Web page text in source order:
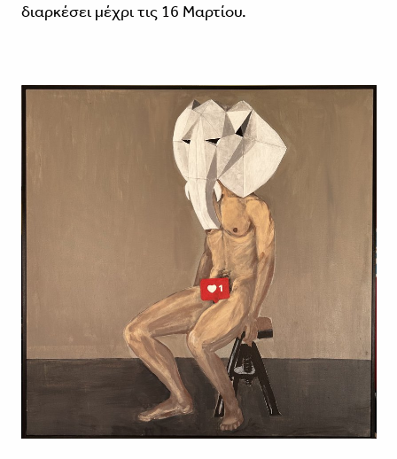
διαρκέσει μέχρι τις 16 Μαρτίου.